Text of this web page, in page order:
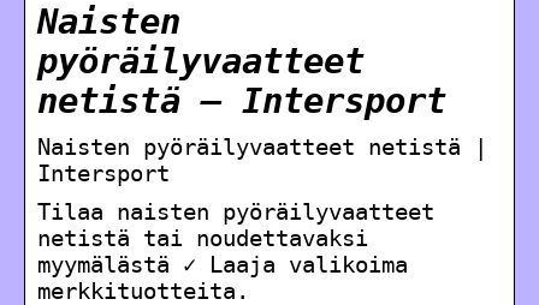
Naisten
pyöräilyvaatteet
netistä – Intersport
Naisten pyöräilyvaatteet netistä |
Intersport
Tilaa naisten pyöräilyvaatteet
netistä tai noudettavaksi
myymälästä ✓ Laaja valikoima
merkkituotteita.